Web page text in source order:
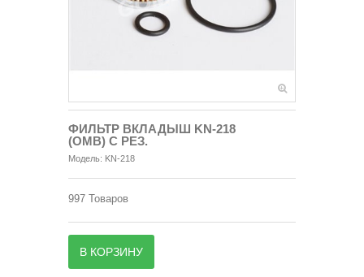
ФИЛЬТР ВКЛАДЫШ KN-218
(ОМВ) С РЕЗ.
Модель: KN-218
997 Товаров
В КОРЗИНУ